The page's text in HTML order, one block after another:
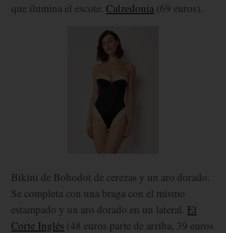
que ilumina el escote. Calzedonia (69 euros).
Bikini de Bohodot de cerezas y un aro dorado.
Se completa con una braga con el mismo
estampado y un aro dorado en un lateral. El
Corte Inglés (48 euros parte de arriba, 39 euros